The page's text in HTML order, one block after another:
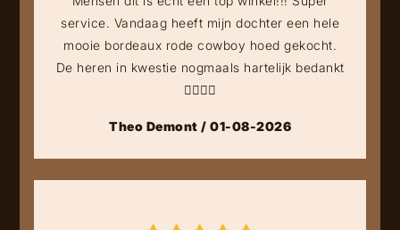
service. Vandaag heeft mijn dochter een hele
mooie bordeaux rode cowboy hoed gekocht.
De heren in kwestie nogmaals hartelijk bedankt
👍🏻👍🏻
Theo Demont / 01-08-2026